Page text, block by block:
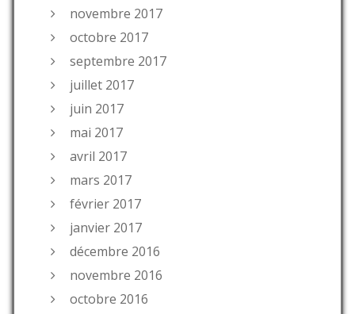
novembre 2017
octobre 2017
septembre 2017
juillet 2017
juin 2017
mai 2017
avril 2017
mars 2017
février 2017
janvier 2017
décembre 2016
novembre 2016
octobre 2016